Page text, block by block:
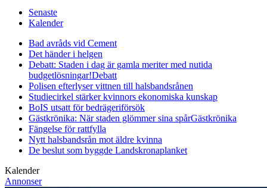
Senaste
Kalender
Bad avråds vid Cement
Det händer i helgen
Debatt: Staden i dag är gamla meriter med nutida
budgetlösningar!Debatt
Polisen efterlyser vittnen till halsbandsrånen
Studiecirkel stärker kvinnors ekonomiska kunskap
BoIS utsatt för bedrägeriförsök
Gästkrönika: När staden glömmer sina spårGästkrönika
Fängelse för rattfylla
Nytt halsbandsrån mot äldre kvinna
De beslut som byggde Landskronaplanket
Kalender
Annonser